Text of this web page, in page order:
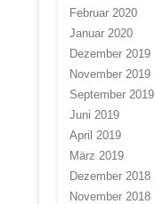
Februar 2020
Januar 2020
Dezember 2019
November 2019
September 2019
Juni 2019
April 2019
März 2019
Dezember 2018
November 2018